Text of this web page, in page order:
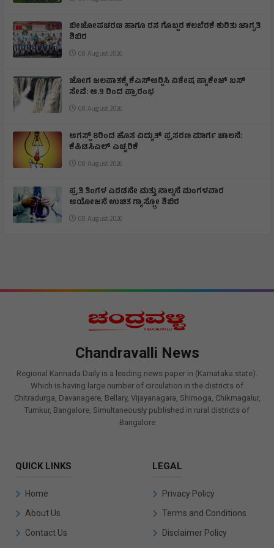
ಬೀಜೋಪಚರಣ ಹಾಗೂ ರಸ ಗೊಬ್ಬರ ಕಲಬೆರಕೆ ಕುರಿತು ಜಾಗೃತಿ
ಶಿಬಿರ
08 August 2026
ಜೋಗ ಜಲಪಾತಕ್ಕೆ ಕೆಎಸ್‍ಆರ್‍ಟಿಸಿ ವಿಶೇಷ ಪ್ಯಾಕೇಜ್ ಬಸ್
ಸೇವೆ: ಆ.9 ರಿಂದ ಪ್ರಾರಂಭ
08 August 2026
ಆಗಸ್ಟ್ 8ರಿಂದ ಹೊಸ ವಿದ್ಯುತ್ ಪ್ರಸರಣ ಮಾರ್ಗ ಚಾಲನೆ:
ಕೆಪಿಟಿಸಿಎಲ್ ಎಚ್ಚರಿಕೆ
08 August 2026
ಪ್ರತಿ ತಿಂಗಳ ಎರಡನೇ ಮತ್ತು ನಾಲ್ಕನೆ ಮಂಗಳವಾರ
ಆಯೋಜನೆ ಉಚಿತ ಗ್ಯಾಸ್ಟ್ರೋ ಶಿಬಿರ
08 August 2026
Chandravalli News
Regional Kannada Daily is a leading news paper in (Karnataka state).
Which is having large number of circulation in the districts of
Chitradurga, Davanagere, Bellary, Vijayanagara, Shimoga, Chikmagalur,
Tumkur, Bangalore, Simultaneously published in rural districts of
Bangalore
QUICK LINKS
Home
About Us
Contact Us
LEGAL
Privacy Policy
Terms and Conditions
Disclaimer Policy